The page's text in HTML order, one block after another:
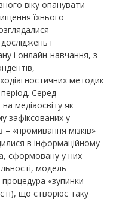
віку опанувати
їхнього
і
і онлайн-навчання, з
методик
Серед
медіаосвіту як
зафіксованих у
– «промивання мізків»
в інформаційному
сформовану у них
модель
«зупинки
що створює таку